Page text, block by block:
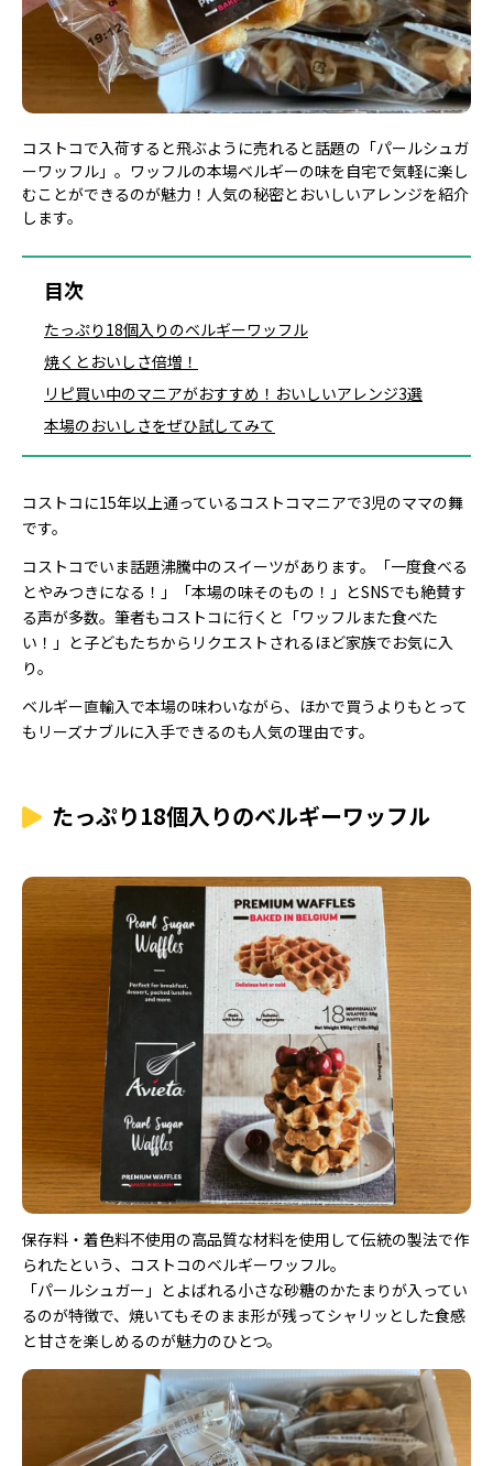
コストコで入荷すると飛ぶように売れると話題の「パールシュガ
ーワッフル」。ワッフルの本場ベルギーの味を自宅で気軽に楽し
むことができるのが魅力！人気の秘密とおいしいアレンジを紹介
します。
目次
たっぷり18個入りのベルギーワッフル
焼くとおいしさ倍増！
リピ買い中のマニアがおすすめ！おいしいアレンジ3選
本場のおいしさをぜひ試してみて
コストコに15年以上通っているコストコマニアで3児のママの舞
です。
コストコでいま話題沸騰中のスイーツがあります。「一度食べる
とやみつきになる！」「本場の味そのもの！」とSNSでも絶賛す
る声が多数。筆者もコストコに行くと「ワッフルまた食べた
い！」と子どもたちからリクエストされるほど家族でお気に入
り。
ベルギー直輸入で本場の味わいながら、ほかで買うよりもとって
もリーズナブルに入手できるのも人気の理由です。
たっぷり18個入りのベルギーワッフル
保存料・着色料不使用の高品質な材料を使用して伝統の製法で作
られたという、コストコのベルギーワッフル。
「パールシュガー」とよばれる小さな砂糖のかたまりが入ってい
るのが特徴で、焼いてもそのまま形が残ってシャリッとした食感
と甘さを楽しめるのが魅力のひとつ。